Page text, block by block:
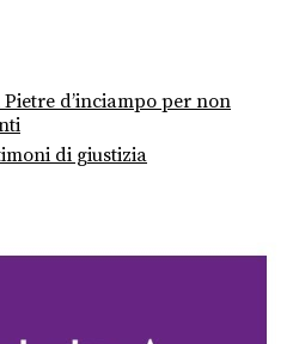
d’inciampo per non
di giustizia